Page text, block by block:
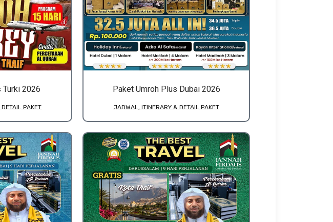
Turki 2026
PAKET
Paket Umroh Plus Dubai 2026
JADWAL, ITINERARY & DETAIL PAKET